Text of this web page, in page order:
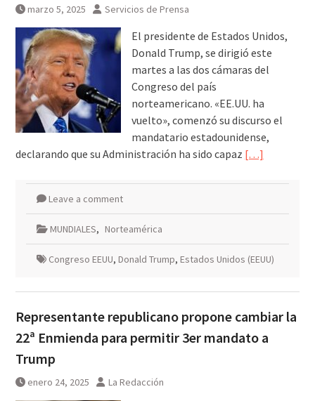
marzo 5, 2025 Servicios de Prensa
El presidente de Estados Unidos,
Donald Trump, se dirigió este
martes a las dos cámaras del
Congreso del país
norteamericano. «EE.UU. ha
vuelto», comenzó su discurso el
mandatario estadounidense,
declarando que su Administración ha sido capaz […]
Leave a comment
MUNDIALES, Norteamérica
Congreso EEUU, Donald Trump, Estados Unidos (EEUU)
Representante republicano propone cambiar la
22ª Enmienda para permitir 3er mandato a
Trump
enero 24, 2025 La Redacción